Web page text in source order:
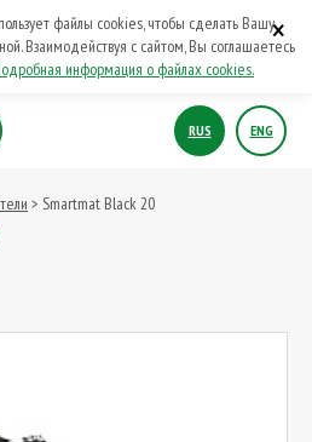
×
файлы cookies, чтобы сделать Вашу
Взаимодействуя с сайтом, Вы соглашаетесь
информация о файлах cookies.
RUS ENG
> Smartmat Black 20